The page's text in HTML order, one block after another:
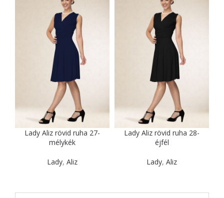
Lady Aliz rövid ruha 27-
mélykék
Lady, Aliz
Lady Aliz rövid ruha 28-
éjfél
Lady, Aliz